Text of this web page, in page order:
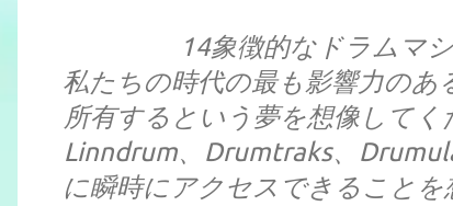
14象徴的なドラムマ
私たちの時代の最も影響力の
所有するという夢を想像してく
Linndrum、Drumtraks、
に瞬時にアクセスできること